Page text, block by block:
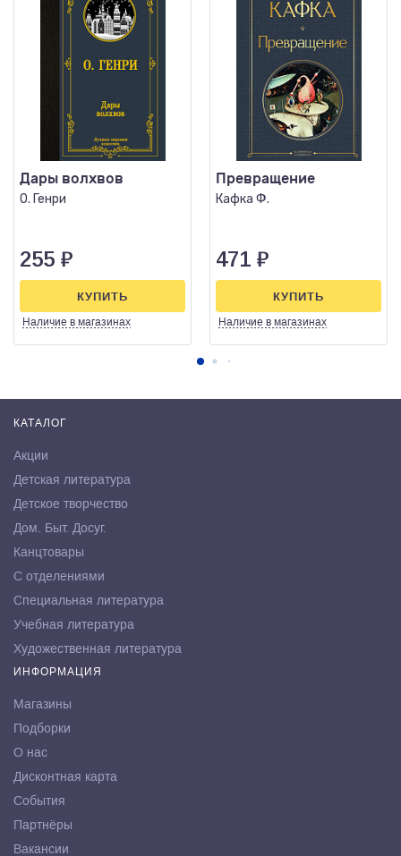
Дары волхвов
О. Генри
255 ₽
Наличие в магазинах
КУПИТЬ
Превращение
Кафка Ф.
471 ₽
Наличие в магазинах
КУПИТЬ
КАТАЛОГ
Акции
Детская литература
Детское творчество
Дом. Быт. Досуг.
Канцтовары
С отделениями
Специальная литература
Учебная литература
Художественная литература
ИНФОРМАЦИЯ
Магазины
Подборки
О нас
Дисконтная карта
События
Партнёры
Вакансии